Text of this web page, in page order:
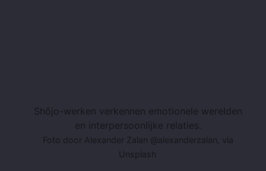
Shōjo-werken verkennen emotionele werelden
en interpersoonlijke relaties.
Foto door Alexander Zalan @alexanderzalan, via
Unsplash